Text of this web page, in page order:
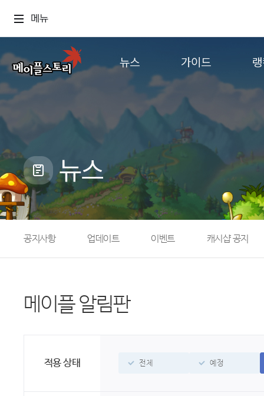
메뉴
뉴스
공지사항
업데이트
캐시샵 공지
메이플 알림판
with maple
가이드
게임정보
직업소개
확률형 아이템
NEXON NOW
뉴스
공지사항 업데이트 이벤트 캐시샵 공지
메이플 알림판
적용 상태 전체 예정